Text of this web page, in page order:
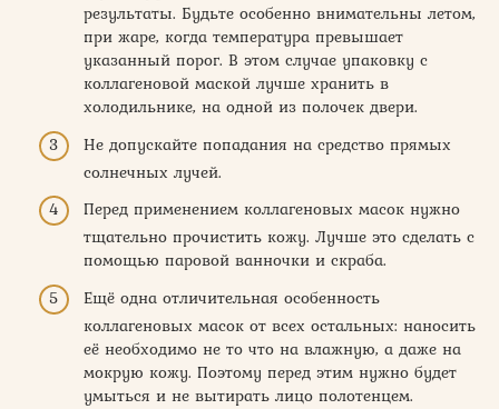
результаты. Будьте особенно внимательны летом,
при жаре, когда температура превышает
указанный порог. В этом случае упаковку с
коллагеновой маской лучше хранить в
холодильнике, на одной из полочек двери.
Не допускайте попадания на средство прямых
солнечных лучей.
Перед применением коллагеновых масок нужно
тщательно прочистить кожу. Лучше это сделать с
помощью паровой ванночки и скраба.
Ещё одна отличительная особенность
коллагеновых масок от всех остальных: наносить
её необходимо не то что на влажную, а даже на
мокрую кожу. Поэтому перед этим нужно будет
умыться и не вытирать лицо полотенцем.